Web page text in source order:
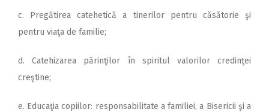
c. Pregătirea catehetică a tinerilor pentru căsătorie şi
pentru viaţa de familie;
d. Catehizarea părinţilor în spiritul valorilor credinţei
creştine;
e. Educaţia copiilor: responsabilitate a familiei, a Bisericii şi a